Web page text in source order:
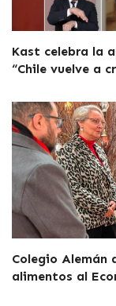
Kast celebra la
“Chile vuelve a
Colegio Alemán
alimentos al